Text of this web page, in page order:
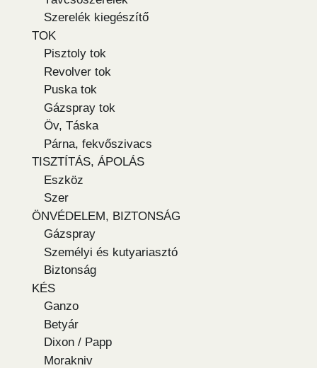
Szerelék kiegészítő
TOK
Pisztoly tok
Revolver tok
Puska tok
Gázspray tok
Öv, Táska
Párna, fekvőszivacs
TISZTÍTÁS, ÁPOLÁS
Eszköz
Szer
ÖNVÉDELEM, BIZTONSÁG
Gázspray
Személyi és kutyariasztó
Biztonság
KÉS
Ganzo
Betyár
Dixon / Papp
Morakniv